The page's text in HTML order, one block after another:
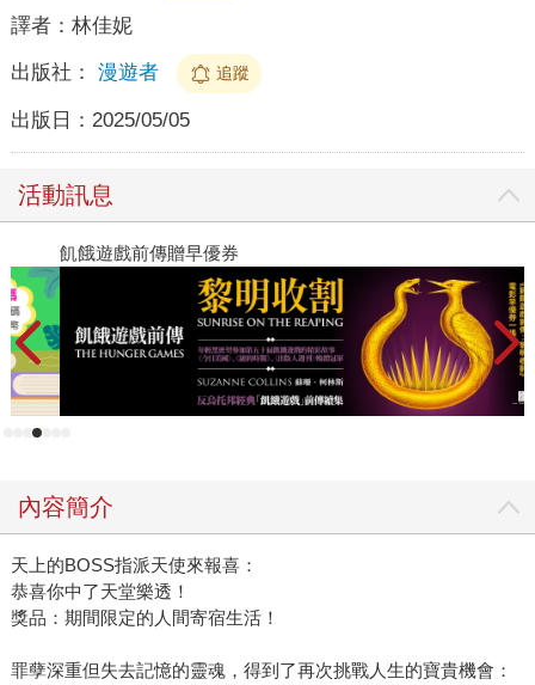
譯者： 林佳妮
出版社： 漫遊者 追蹤
出版日： 2025/05/05
活動訊息
飢餓遊戲前傳贈早優券
內容簡介
天上的BOSS指派天使來報喜：
恭喜你中了天堂樂透！
獎品：期間限定的人間寄宿生活！
罪孽深重但失去記憶的靈魂，得到了再次挑戰人生的寶貴機會：